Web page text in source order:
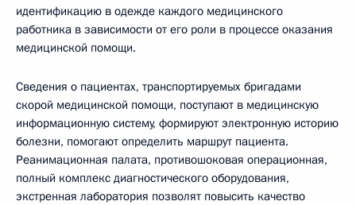
идентификацию в одежде каждого медицинского
работника в зависимости от его роли в процессе оказания
медицинской помощи.
Сведения о пациентах, транспортируемых бригадами
скорой медицинской помощи, поступают в медицинскую
информационную систему, формируют электронную историю
болезни, помогают определить маршрут пациента.
Реанимационная палата, противошоковая операционная,
полный комплекс диагностического оборудования,
экстренная лаборатория позволят повысить качество